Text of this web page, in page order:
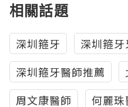
相關話題
深圳箍牙
深圳箍
深圳箍牙醫師推薦
周文康醫師
何麗珠